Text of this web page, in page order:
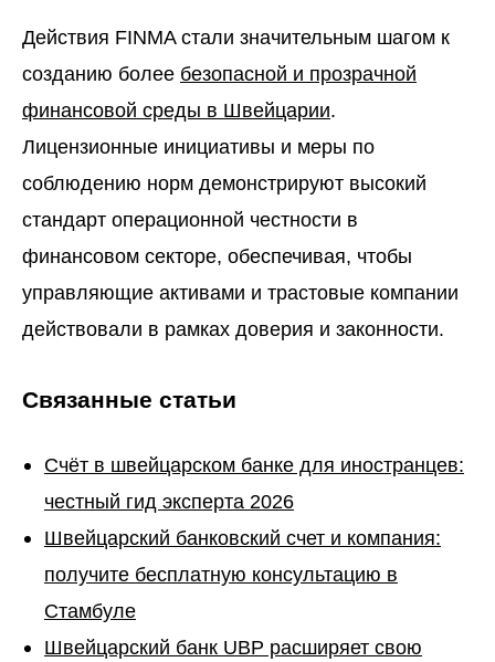
Действия FINMA стали значительным шагом к
созданию более безопасной и прозрачной
финансовой среды в Швейцарии.
Лицензионные инициативы и меры по
соблюдению норм демонстрируют высокий
стандарт операционной честности в
финансовом секторе, обеспечивая, чтобы
управляющие активами и трастовые компании
действовали в рамках доверия и законности.
Связанные статьи
Счёт в швейцарском банке для иностранцев:
честный гид эксперта 2026
Швейцарский банковский счет и компания:
получите бесплатную консультацию в
Стамбуле
Швейцарский банк UBP расширяет свою